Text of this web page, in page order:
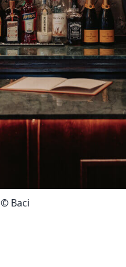
© Baci